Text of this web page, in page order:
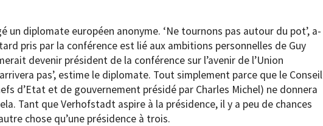
un diplomate européen anonyme. ‘Ne tournons pas autour du pot’, a-
pris par la conférence est lié aux ambitions personnelles de Guy
devenir président de la conférence sur l’avenir de l’Union
pas’, estime le diplomate. Tout simplement parce que le Conseil
d’Etat et de gouvernement présidé par Charles Michel) ne donnera
Tant que Verhofstadt aspire à la présidence, il y a peu de chances
chose qu’une présidence à trois.